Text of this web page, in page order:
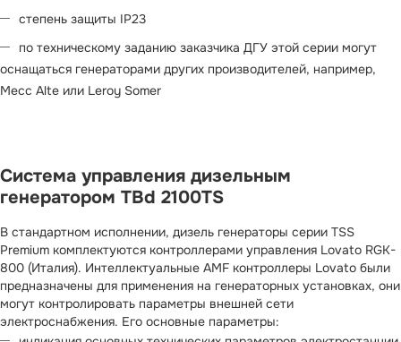
степень защиты IP23
по техническому заданию заказчика ДГУ этой серии могут
оснащаться генераторами других производителей, например,
Mecc Alte или Leroy Somer
Система управления дизельным
генератором TBd 2100TS
В стандартном исполнении, дизель генераторы серии TSS
Premium комплектуются контроллерами управления Lovato RGK-
800 (Италия). Интеллектуальные AMF контроллеры Lovato были
предназначены для применения на генераторных установках, они
могут контролировать параметры внешней сети
электроснабжения. Его основные параметры: